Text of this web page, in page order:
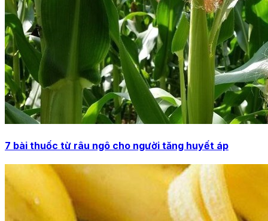
7 bài thuốc từ râu ngô cho người tăng huyết áp